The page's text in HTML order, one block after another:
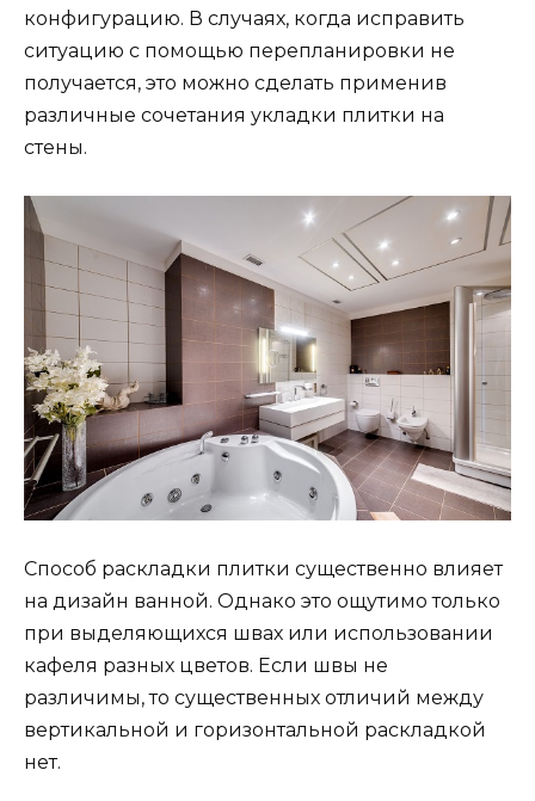
конфигурацию. В случаях, когда исправить
ситуацию с помощью перепланировки не
получается, это можно сделать применив
различные сочетания укладки плитки на
стены.
Способ раскладки плитки существенно влияет
на дизайн ванной. Однако это ощутимо только
при выделяющихся швах или использовании
кафеля разных цветов. Если швы не
различимы, то существенных отличий между
вертикальной и горизонтальной раскладкой
нет.